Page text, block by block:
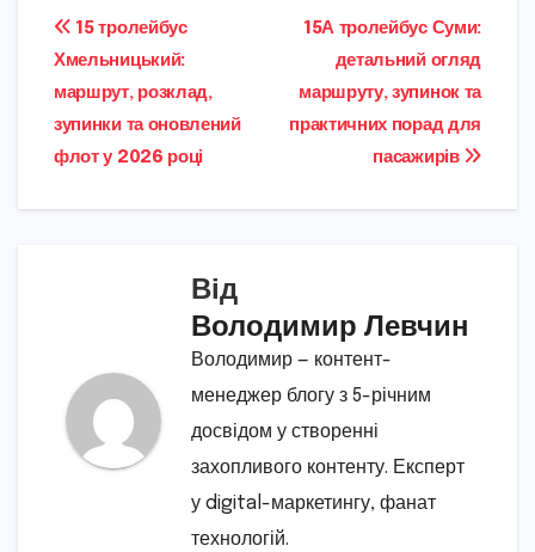
Навігація
записів
15А тролейбус Суми:
детальний огляд
маршруту, зупинок та
практичних порад для
пасажирів
15 тролейбус
Хмельницький:
маршрут, розклад,
зупинки та оновлений
флот у 2026 році
Від
Володимир Левчин
Володимир — контент-
менеджер блогу з 5-річним
досвідом у створенні
захопливого контенту. Експерт
у digital-маркетингу, фанат
технологій.